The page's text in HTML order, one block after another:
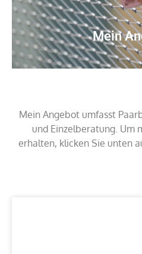
Mein
Mein Angebot umfasst
und Einzelberatung. Um
erhalten, klicken Sie unten